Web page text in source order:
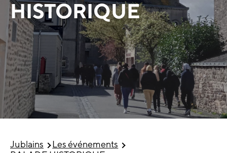
Jublains
Les événements
HISTORIQUE